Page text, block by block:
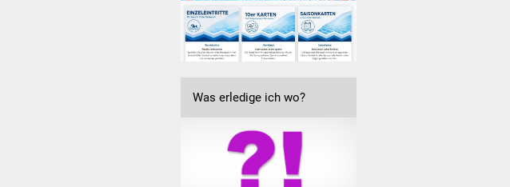
Was erledige ich wo?